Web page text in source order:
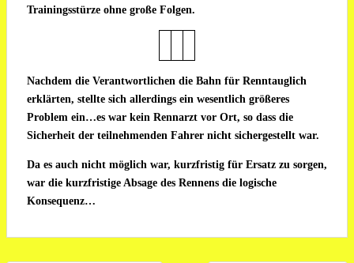
Trainingsstürze ohne große Folgen.
Nachdem die Verantwortlichen die Bahn für Renntauglich
erklärten, stellte sich allerdings ein wesentlich größeres
Problem ein…es war kein Rennarzt vor Ort, so dass die
Sicherheit der teilnehmenden Fahrer nicht sichergestellt war.
Da es auch nicht möglich war, kurzfristig für Ersatz zu sorgen,
war die kurzfristige Absage des Rennens die logische
Konsequenz…